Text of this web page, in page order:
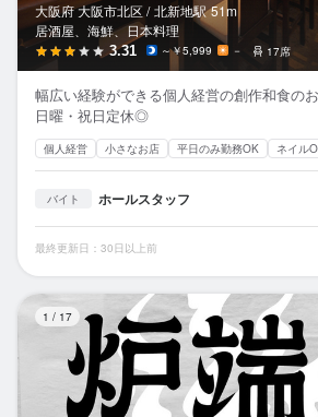
大阪府 大阪市北区 / 北新地駅 51m
居酒屋、海鮮、日本料理
3.31 ～￥5,999 － 17席
幅広い経験ができる個人経営の創作和食の
日曜・祝日定休◎
個人経営 小さなお店 平日のみ勤務OK ネイル
バイト ホールスタッフ
最終更新日：30日以上前
1 / 17